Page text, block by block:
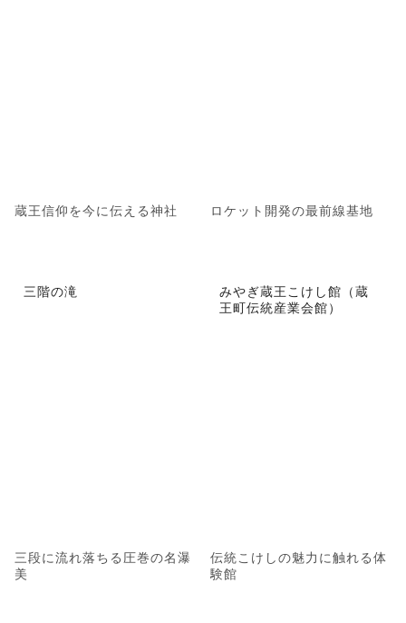
蔵王信仰を今に伝える神社 ロケット開発の最前線基地
三階の滝
三段に流れ落ちる圧巻の名瀑
美
みやぎ蔵王こけし館（蔵
王町伝統産業会館）
伝統こけしの魅力に触れる体
験館